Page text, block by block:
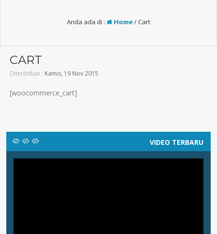
Anda ada di : Home/Cart
CART
Diterbitkan : Kamis, 19 Nov 2015
[woocommerce_cart]
VIDEO TERBARU